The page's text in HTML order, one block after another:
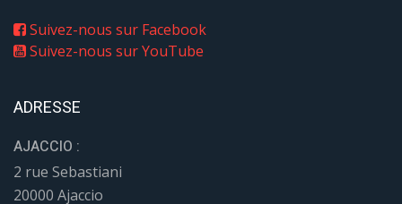
Suivez-nous sur Facebook
Suivez-nous sur YouTube
ADRESSE
AJACCIO :
2 rue Sebastiani
20000 Ajaccio